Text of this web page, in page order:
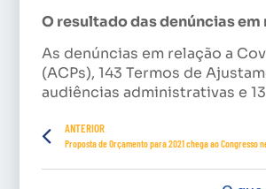
O resultado das denúncias em
As denúncias em relação a
(ACPs), 143 Termos de
audiências administrativas e
ANTERIOR
Proposta de Orçamento para 2021 chega ao Congresso